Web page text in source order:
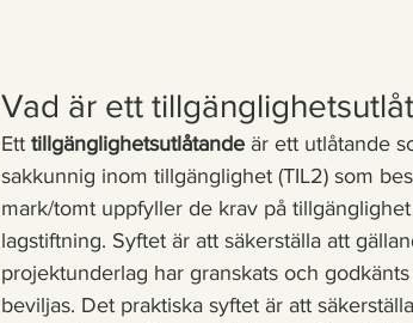
Vad är ett
Ett tillgänglighetsutlåtande är ett utlåtande
sakkunnig inom tillgänglighet (TIL2) som
mark/tomt uppfyller de krav på
lagstiftning. Syftet är att säkerställa att
projektunderlag har granskats och
beviljas. Det praktiska syftet är att